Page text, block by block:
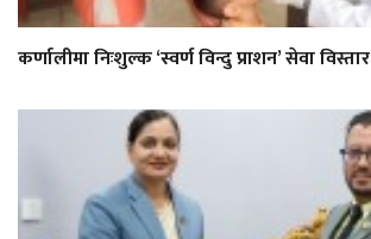
कर्णालीमा निःशुल्क ‘स्वर्ण विन्दु प्राशन’ सेवा विस्तार